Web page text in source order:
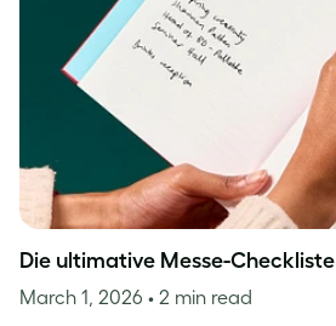
Die ultimative Messe-Checkliste
March 1, 2026 • 2 min read